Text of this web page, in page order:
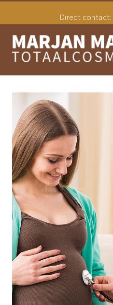
Direct contact:
Schoonheidssalon
Hair styling
Tarieven
Uw Overgangsconsulente
Contact